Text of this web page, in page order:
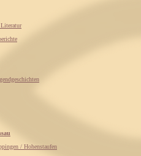
/ Hohenstaufen